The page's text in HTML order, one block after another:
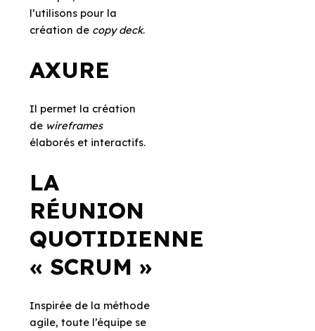
l’utilisons pour la
création de copy deck.
AXURE
Il permet la création
de wireframes
élaborés et interactifs.
LA
RÉUNION
QUOTIDIENNE
« SCRUM »
Inspirée de la méthode
agile, toute l’équipe se